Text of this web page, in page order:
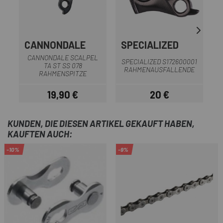
CANNONDALE
CANNONDALE SCALPEL
TA ST SS 078
RAHMENSPITZE
Preis
19,90 €
SPECIALIZED
SPECIALIZED S172600001
RAHMENAUSFALLENDE
Preis
20 €
KUNDEN, DIE DIESEN ARTIKEL GEKAUFT HABEN,
KAUFTEN AUCH:
-10% -9%